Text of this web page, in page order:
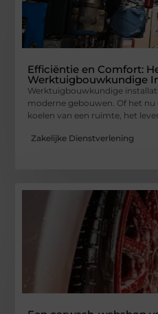
Efficiëntie en Comfort:
Werktuigbouwkundige
Werktuigbouwkundige
moderne gebouwen. Of het
koelen van een ruimte, het
Zakelijke Dienstverlening